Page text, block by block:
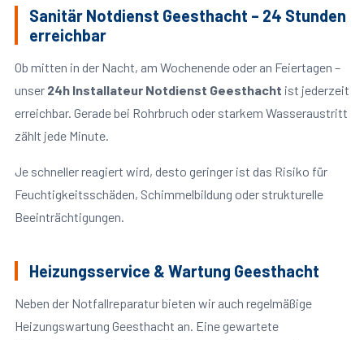
Sanitär Notdienst Geesthacht – 24 Stunden
erreichbar
Ob mitten in der Nacht, am Wochenende oder an Feiertagen –
unser 24h Installateur Notdienst Geesthacht ist jederzeit
erreichbar. Gerade bei Rohrbruch oder starkem Wasseraustritt
zählt jede Minute.
Je schneller reagiert wird, desto geringer ist das Risiko für
Feuchtigkeitsschäden, Schimmelbildung oder strukturelle
Beeinträchtigungen.
Heizungsservice & Wartung Geesthacht
Neben der Notfallreparatur bieten wir auch regelmäßige
Heizungswartung Geesthacht an. Eine gewartete